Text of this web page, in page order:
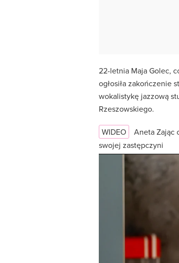
22-letnia Maja Golec,
ogłosiła zakończenie
wokalistykę jazzową
Rzeszowskiego.
WIDEO
Aneta Zając
swojej zastępczyni